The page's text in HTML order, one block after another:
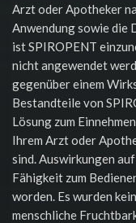
Arzt oder Apotheker
Anwendung sowie die
ist SPIROPENT
nicht angewendet
gegenüber einem
Bestandteile von
Lösung zum
Ihrem Arzt oder
sind. Auswirkungen
Fähigkeit zum
worden. Es wurden
menschliche